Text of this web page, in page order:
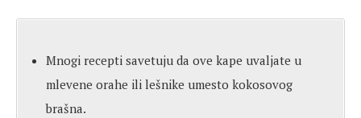
Mnogi recepti savetuju da ove kape uvaljate u
mlevene orahe ili lešnike umesto kokosovog
brašna.